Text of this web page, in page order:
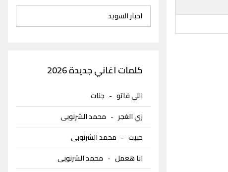
اخبار السويد
كلمات اغاني جديدة 2026
اللي فاتو- جنات
زي الغجر - محمد الشرنوبى
حبيت- محمد الشرنوبى
انا هعمل- محمد الشرنوبى